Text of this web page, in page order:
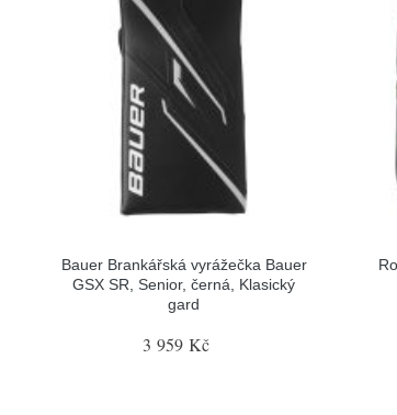
Bauer Brankářská vyrážečka Bauer
GSX SR, Senior, černá, Klasický
gard
3 959 Kč